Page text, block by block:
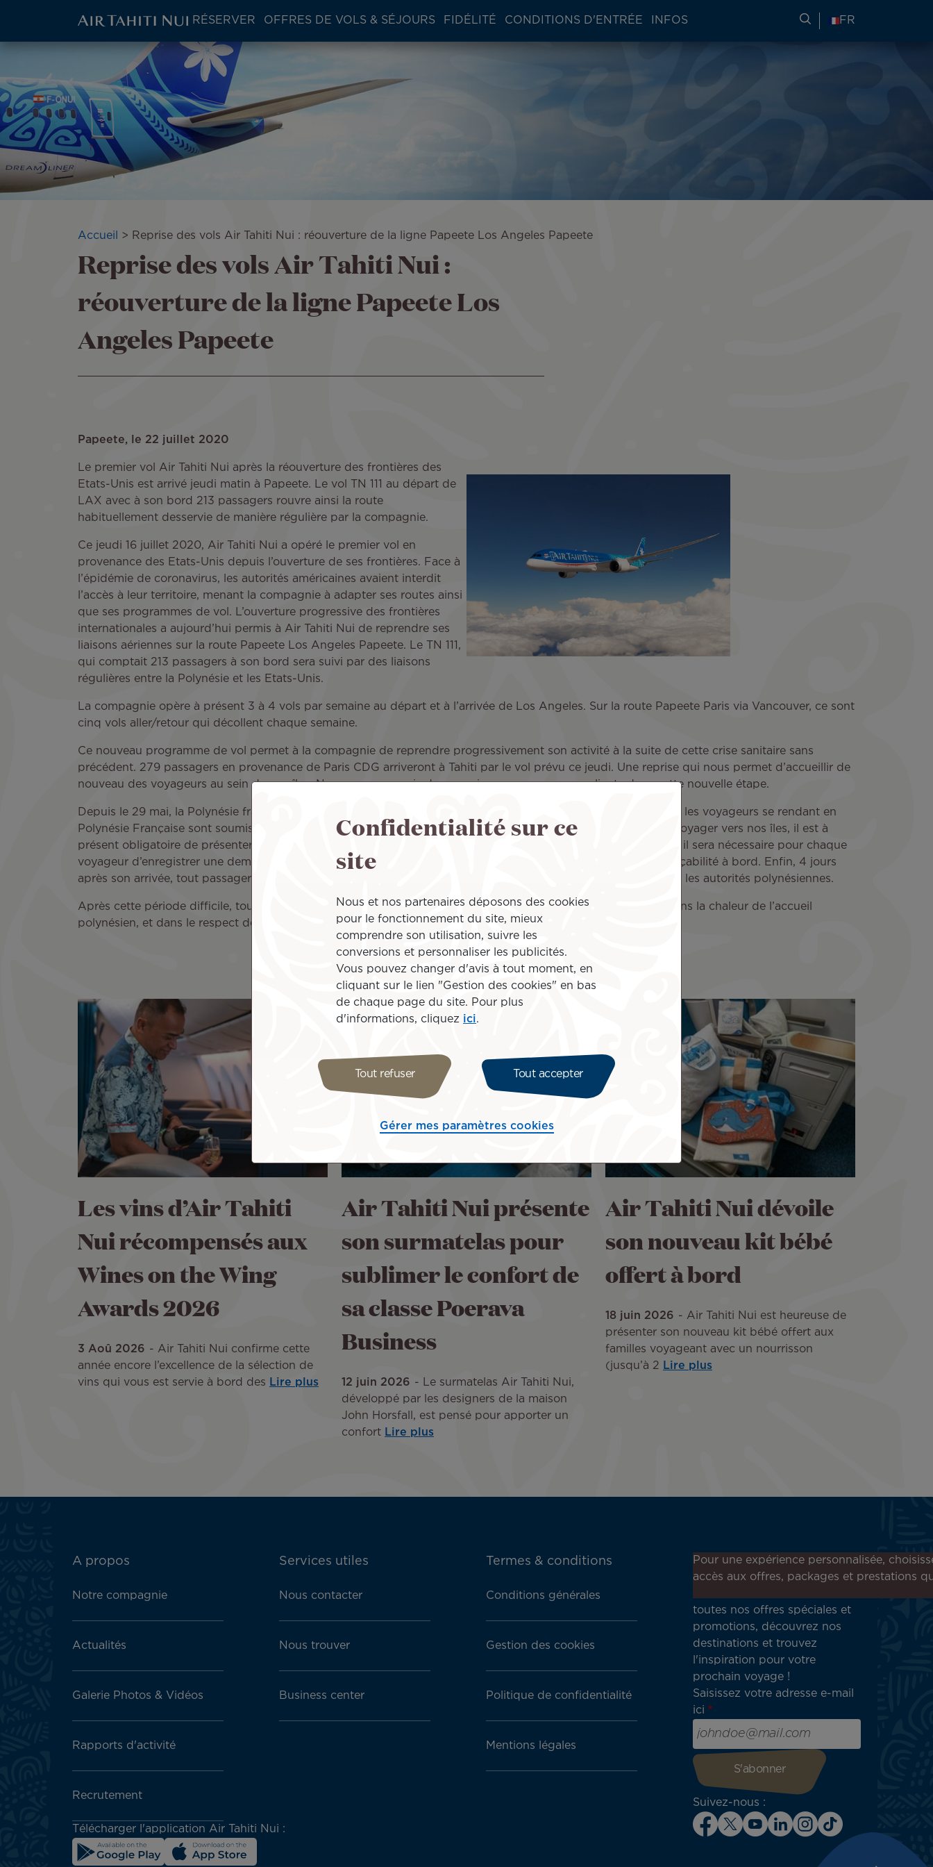
contenu
principal
ATN:
Main
menu
block
RÉSERVER OFFRES DE VOLS & SÉJOURS FIDÉLITÉ CONDITIONS D'ENTRÉE INFOS RECHERCHER DES
FR
Fil
Accueil Reprise des vols Air Tahiti Nui : réouverture de la ligne Papeete Los Angeles Papeete
Reprise des vols Air Tahiti Nui :
réouverture de la ligne Papeete Los
Angeles Papeete
Papeete, le 22 juillet 2020
Le premier vol Air Tahiti Nui après la réouverture des frontières des
Etats-Unis est arrivé jeudi matin à Papeete. Le vol TN 111 au départ de
LAX avec à son bord 213 passagers rouvre ainsi la route
habituellement desservie de manière régulière par la compagnie.
Ce jeudi 16 juillet 2020, Air Tahiti Nui a opéré le premier vol en
provenance des Etats-Unis depuis l’ouverture de ses frontières. Face à
l’épidémie de coronavirus, les autorités américaines avaient interdit
l’accès à leur territoire, menant la compagnie à adapter ses routes ainsi
que ses programmes de vol. L’ouverture progressive des frontières
internationales a aujourd’hui permis à Air Tahiti Nui de reprendre ses
liaisons aériennes sur la route Papeete Los Angeles Papeete. Le TN 111,
qui comptait 213 passagers à son bord sera suivi par des liaisons
régulières entre la Polynésie et les Etats-Unis.
La compagnie opère à présent 3 à 4 vols par semaine au départ et à l’arrivée de Los Angeles. Sur la route Papeete Paris via Vancouver, ce sont
cinq vols aller/retour qui décollent chaque semaine.
Ce nouveau programme de vol permet à la compagnie de reprendre progressivement son activité à la suite de cette crise sanitaire sans
précédent. 279 passagers en provenance de Paris CDG arriveront à Tahiti par le vol prévu ce jeudi. Une reprise qui nous permet d’accueillir de
nouveau des voyageurs au sein de nos îles. Nous sommes ravis de pouvoir accompagner nos clients dans cette nouvelle étape.
Depuis le 29 mai, la Polynésie française ne compte plus aucun cas de COVID-19 et pour que cela perdure, tous les voyageurs se rendant en
Polynésie Française sont soumis à la règlementation visant à limiter les risques de propagation du virus. Pour voyager vers nos îles, il est à
présent obligatoire de présenter un test Covid-19 négatif, réalisé dans les 3 jours précédant le vol. D’autre part, il sera nécessaire pour chaque
voyageur d’enregistrer une demande sur la plateforme Etis.pf avant le vol, ainsi que de remplir une fiche de traçabilité à bord. Enfin, 4 jours
après son arrivée, tout passager de plus de 6 ans devra se soumettre à un test par auto-prélèvement fourni par les autorités polynésiennes.
Après cette période difficile, toutes nos équipes ont à cœur de proposer la meilleure expérience de voyage, dans la chaleur de l’accueil
polynésien, et dans le respect de toutes les mesures sanitaires mises en place pour la sécurité de chacun.
Les vins d’Air Tahiti
Nui récompensés aux
Wines on the Wing
Awards 2026
3 Aoû 2026
Air Tahiti Nui confirme cette
année encore l’excellence de la sélection de
vins qui vous est servie à bord des Lire plus
Air Tahiti Nui présente
son surmatelas pour
sublimer le confort de
sa classe Poerava
Business
12 juin 2026
Le surmatelas Air Tahiti Nui,
développé par les designers de la maison
John Horsfall, est pensé pour apporter un
confort Lire plus
Air Tahiti Nui dévoile
son nouveau kit bébé
offert à bord
18 juin 2026
Air Tahiti Nui est heureuse de
présenter son nouveau kit bébé offert aux
familles voyageant avec un nourrisson
(jusqu’à 2 Lire plus
ATN:
menu
A propos
Notre compagnie
Actualités
Galerie Photos & Vidéos
Rapports d'activité
Recrutement
Services utiles
Nous contacter
Nous trouver
Business center
Termes & conditions
Conditions générales
Gestion des cookies
Politique de confidentialité
Mentions légales
Télécharger l'application Air Tahiti Nui :
Inscrivez-vous à notre
newsletter !
toutes nos offres spéciales et
promotions, découvrez nos
destinations et trouvez
l'inspiration pour votre
prochain voyage !
Saisissez votre adresse e-mail
ici
Suivez-nous :
Pour une expérience personnalisée,
accès aux offres, packages et prestations
Confidentialité sur ce
site
Nous et nos partenaires déposons des cookies
pour le fonctionnement du site, mieux
comprendre son utilisation, suivre les
conversions et personnaliser les publicités.
Vous pouvez changer d'avis à tout moment, en
cliquant sur le lien "Gestion des cookies" en bas
de chaque page du site. Pour plus
d'informations, cliquez ici.
Tout refuser Tout accepter
Gérer mes paramètres cookies